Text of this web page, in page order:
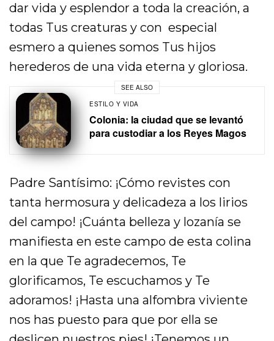
dar vida y esplendor a toda la creación, a
todas Tus creaturas y con especial
esmero a quienes somos Tus hijos
herederos de una vida eterna y gloriosa.
SEE ALSO
ESTILO Y VIDA
Colonia: la ciudad que se levantó
para custodiar a los Reyes Magos
Padre Santísimo: ¡Cómo revistes con
tanta hermosura y delicadeza a los lirios
del campo! ¡Cuánta belleza y lozanía se
manifiesta en este campo de esta colina
en la que Te agradecemos, Te
glorificamos, Te escuchamos y Te
adoramos! ¡Hasta una alfombra viviente
nos has puesto para que por ella se